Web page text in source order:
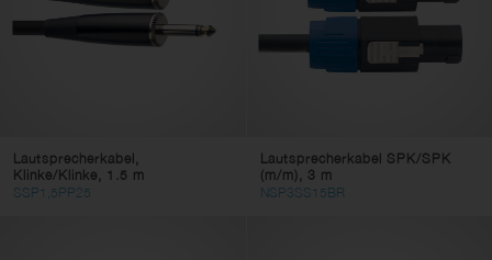
Lautsprecherkabel,
Klinke/Klinke, 1.5 m
SSP1,5PP25
Lautsprecherkabel SPK/SPK
(m/m), 3 m
NSP3SS15BR